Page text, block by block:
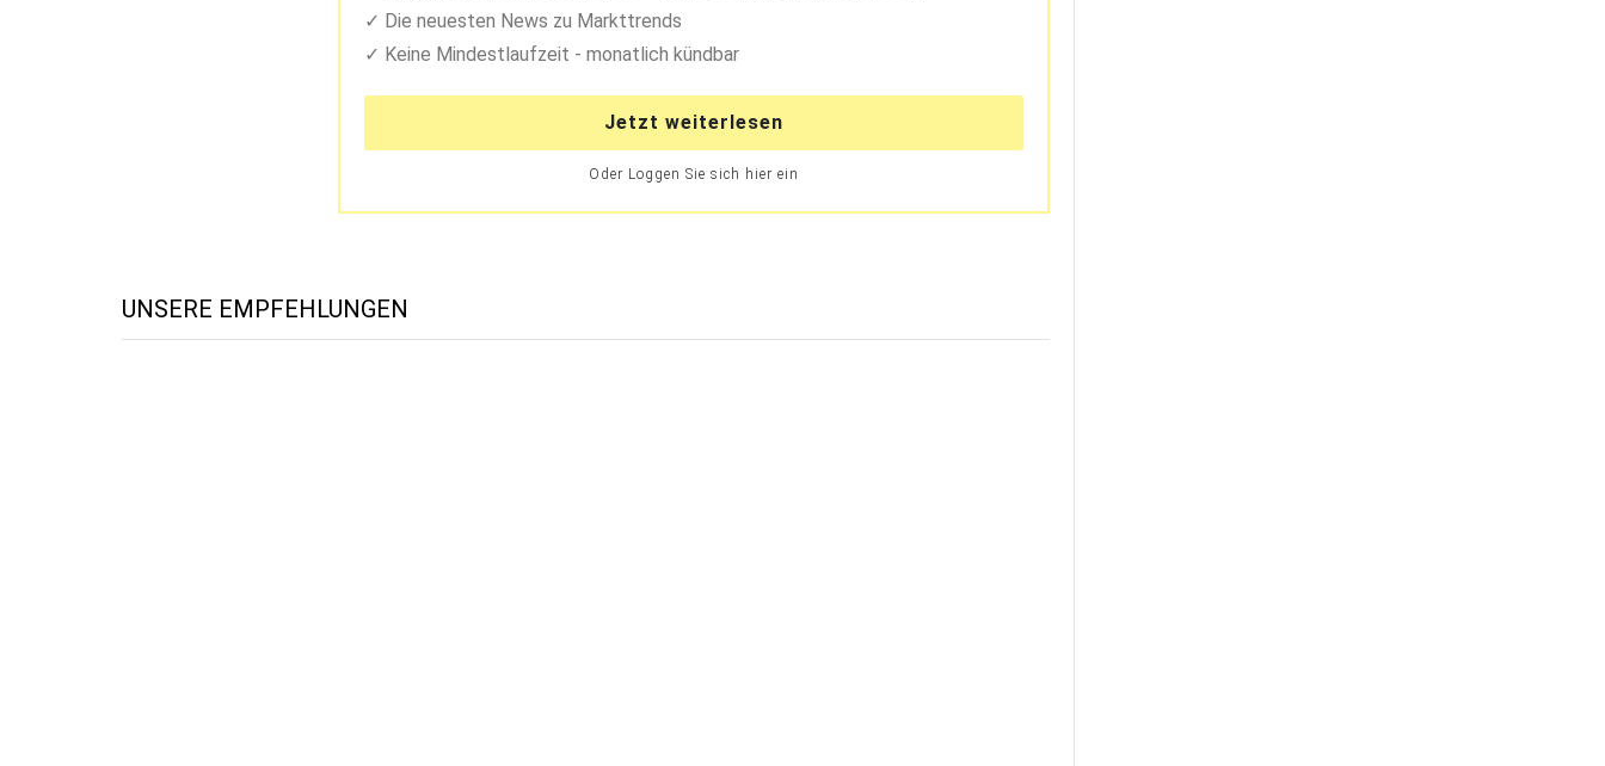
Die neuesten News zu Markttrends
Keine Mindestlaufzeit - monatlich kündbar
Jetzt weiterlesen
Oder Loggen Sie sich hier ein
UNSERE EMPFEHLUNGEN